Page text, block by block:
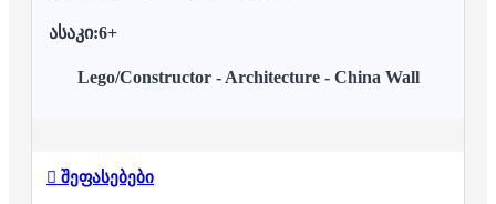
ასაკი:6+
Lego/Constructor - Architecture - China Wall
შეფასებები